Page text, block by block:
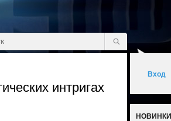
интригах
Вход
НОВИНКИ